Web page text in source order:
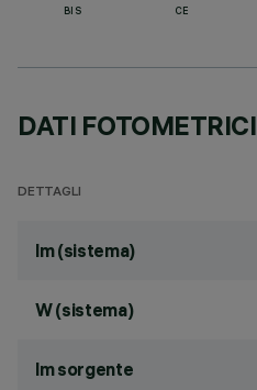
BIS CE
DATI FOTOMETRICI
DETTAGLI
lm (sistema)
W (sistema)
lm sorgente